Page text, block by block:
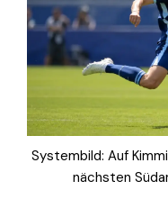
Systembild: Auf
nächsten